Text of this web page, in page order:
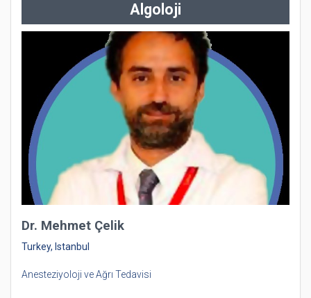
Algoloji
Dr. Mehmet Çelik
Turkey, Istanbul
Anesteziyoloji ve Ağrı Tedavisi